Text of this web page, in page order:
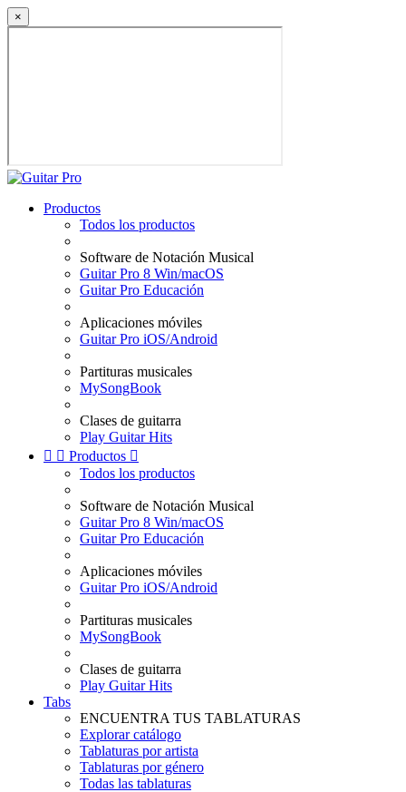
×
Productos
Todos los productos
Software de Notación Musical
Guitar Pro 8 Win/macOS
Guitar Pro Educación
Aplicaciones móviles
Guitar Pro iOS/Android
Partituras musicales
MySongBook
Clases de guitarra
Play Guitar Hits
  Productos 
Todos los productos
Software de Notación Musical
Guitar Pro 8 Win/macOS
Guitar Pro Educación
Aplicaciones móviles
Guitar Pro iOS/Android
Partituras musicales
MySongBook
Clases de guitarra
Play Guitar Hits
Tabs
ENCUENTRA TUS TABLATURAS
Explorar catálogo
Tablaturas por artista
Tablaturas por género
Todas las tablaturas